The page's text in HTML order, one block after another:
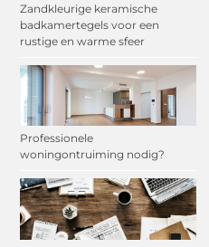
Zandkleurige keramische
badkamertegels voor een
rustige en warme sfeer
Professionele
woningontruiming nodig?